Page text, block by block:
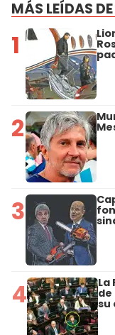
MÁS LEÍDAS DE
1
2
3
4 La
de
su